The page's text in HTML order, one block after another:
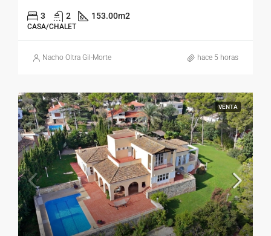
3 2 153.00m2
CASA/CHALET
Nacho Oltra Gil-Morte hace 5 horas
VENTA